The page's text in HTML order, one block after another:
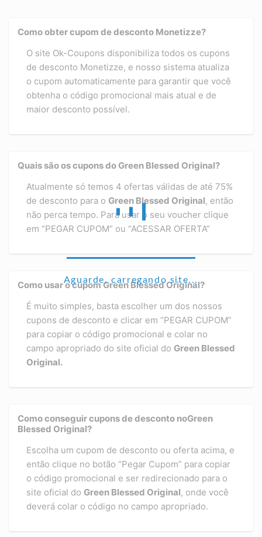
Aguarde, carregando site...
Como obter cupom de desconto Monetizze?
O site Ok-Coupons disponibiliza todos os cupons
de desconto Monetizze, e nosso sistema atualiza
o cupom automaticamente para garantir que você
obtenha o código promocional mais atual e de
maior desconto possível.
Quais são os cupons do Green Blessed Original?
Atualmente só temos 4 ofertas válidas de até 75%
de desconto para o Green Blessed Original, então
não perca tempo. Para usar o seu voucher clique
em “PEGAR CUPOM” ou “ACESSAR OFERTA”
Como usar o cupom Green Blessed Original?
É muito simples, basta escolher um dos nossos
cupons de desconto e clicar em “PEGAR CUPOM”
para copiar o código promocional e colar no
campo apropriado do site oficial do Green Blessed
Original.
Como conseguir cupons de desconto noGreen
Blessed Original?
Escolha um cupom de desconto ou oferta acima, e
então clique no botão “Pegar Cupom” para copiar
o código promocional e ser redirecionado para o
site oficial do Green Blessed Original, onde você
deverá colar o código no campo apropriado.